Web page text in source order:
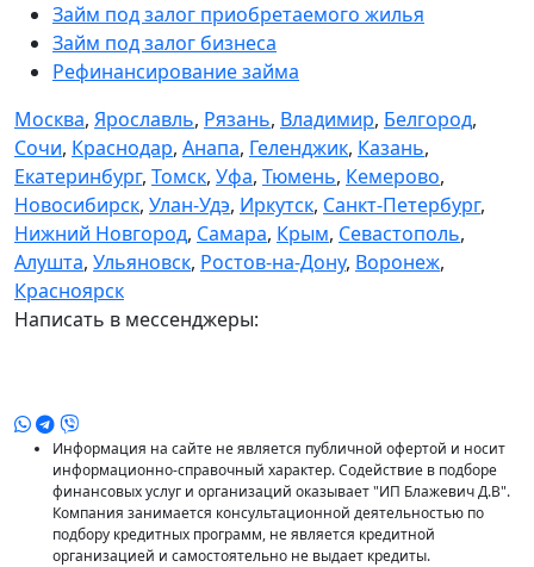
Займ под залог приобретаемого жилья
Займ под залог бизнеса
Рефинансирование займа
Москва, Ярославль, Рязань, Владимир, Белгород,
Сочи, Краснодар, Анапа, Геленджик, Казань,
Екатеринбург, Томск, Уфа, Тюмень, Кемерово,
Новосибирск, Улан-Удэ, Иркутск, Санкт-Петербург,
Нижний Новгород, Самара, Крым, Севастополь,
Алушта, Ульяновск, Ростов-на-Дону, Воронеж,
Красноярск
Написать в мессенджеры:
Информация на сайте не является публичной офертой и носит
информационно-справочный характер. Содействие в подборе
финансовых услуг и организаций оказывает "ИП Блажевич Д.В".
Компания занимается консультационной деятельностью по
подбору кредитных программ, не является кредитной
организацией и самостоятельно не выдает кредиты.